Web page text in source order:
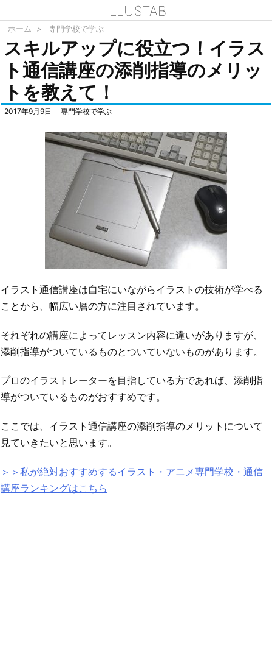
ILLUSTAB
ホーム > 専門学校で学ぶ
スキルアップに役立つ！イラス
ト通信講座の添削指導のメリッ
トを教えて！
2017年9月9日 専門学校で学ぶ
イラスト通信講座は自宅にいながらイラストの技術が学べる
ことから、幅広い層の方に注目されています。
それぞれの講座によってレッスン内容に違いがありますが、
添削指導がついているものとついていないものがあります。
プロのイラストレーターを目指している方であれば、添削指
導がついているものがおすすめです。
ここでは、イラスト通信講座の添削指導のメリットについて
見ていきたいと思います。
＞＞私が絶対おすすめするイラスト・アニメ専門学校・通信
講座ランキングはこちら